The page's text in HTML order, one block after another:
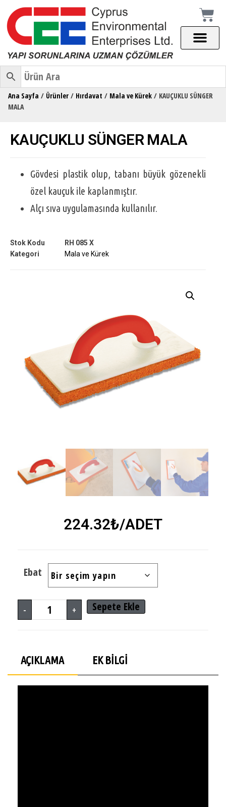
Ana Sayfa / Ürünler / Hırdavat / Mala ve Kürek / KAUÇUKLU SÜNGER
MALA
224.32₺/ADET
Ebat
- + Sepete Ekle
KAUÇUKLU SÜNGER MALA
Gövdesi plastik olup, tabanı büyük gözenekli
özel kauçuk ile kaplanmıştır.
Alçı sıva uygulamasında kullanılır.
Stok Kodu
RH 085 X
Kategori
Mala ve Kürek
AÇIKLAMA EK BILGI